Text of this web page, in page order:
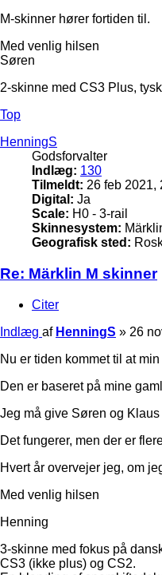
M-skinner hører fortiden til.
Med venlig hilsen
Søren
2-skinne med CS3 Plus,
Top
HenningS
Godsforvalter
Indlæg: 130
Tilmeldt: 26 feb 2021,
Digital: Ja
Scale: H0 - 3-rail
Skinnesystem:
Geografisk sted:
Re: Märklin M skinner
Citer
Indlæg af HenningS » 26
Nu er tiden kommet til at
Den er baseret på mine
Jeg må give Søren og
Det fungerer, men der er
Hvert år overvejer jeg, om
Med venlig hilsen
Henning
3-skinne med fokus på
CS3 (ikke plus) og CS2.